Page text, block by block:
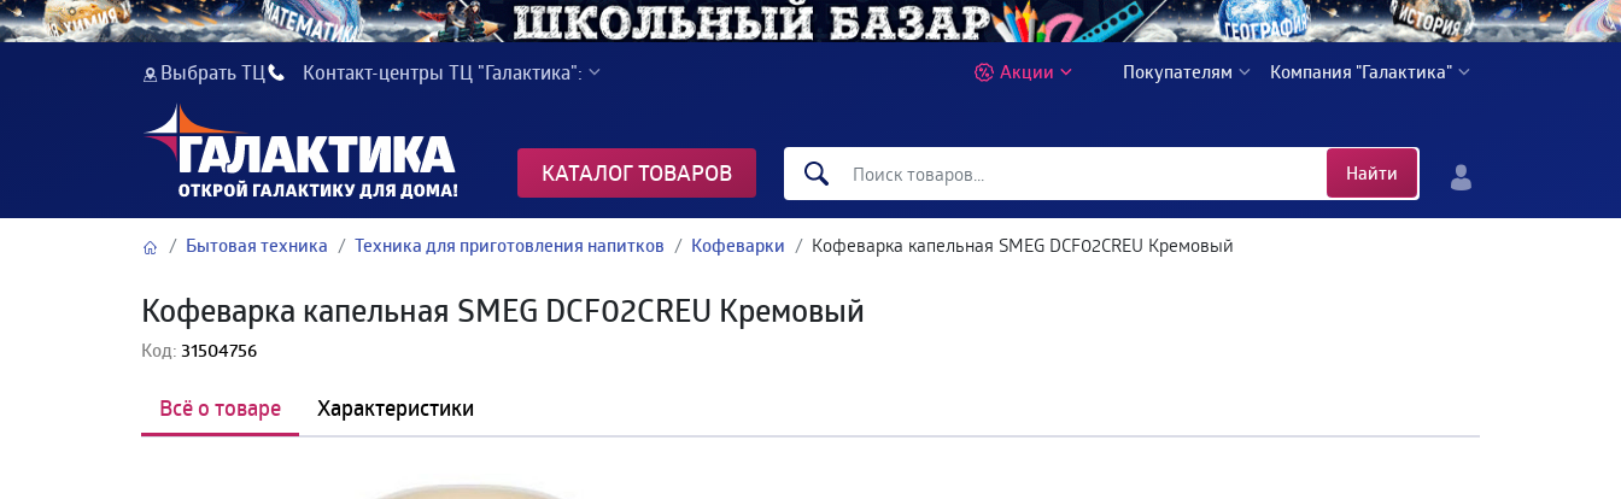
Выбрать ТЦ Контакт-центры ТЦ "Галактика": Акции Покупателям Компания "Галактика"
КАТАЛОГ ТОВАРОВ Найти
Бытовая техника Техника для приготовления напитков Кофеварки Кофеварка капельная SMEG DCF02CREU Кремовый
Кофеварка капельная SMEG DCF02CREU Кремовый
Код:31504756
Всё о товаре Характеристики